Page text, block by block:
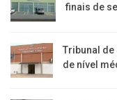
finais de
Tribunal
de nível